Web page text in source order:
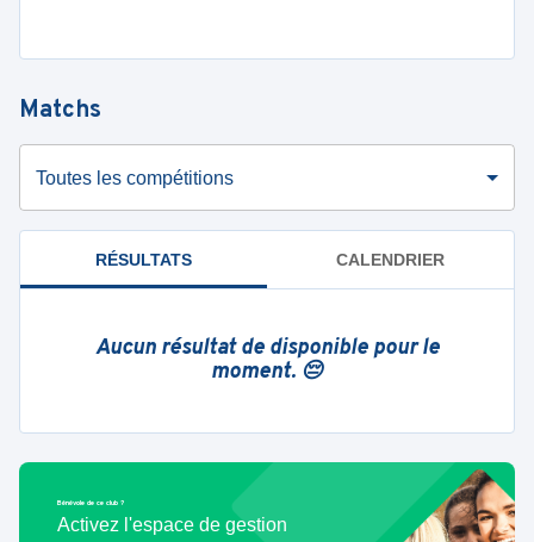
Matchs
Toutes les compétitions
RÉSULTATS CALENDRIER
Aucun résultat de disponible pour le
moment. 😔
Bénévole de ce club ?
Activez l'espace de gestion